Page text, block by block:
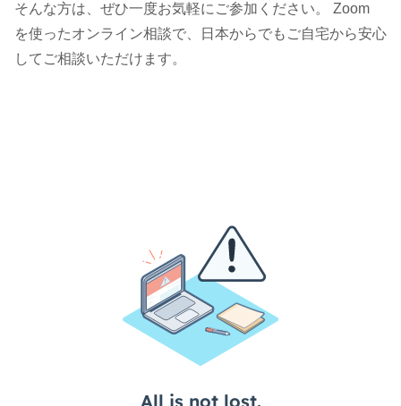
そんな方は、ぜひ一度お気軽にご参加ください。 Zoom
を使ったオンライン相談で、日本からでもご自宅から安心
してご相談いただけます。